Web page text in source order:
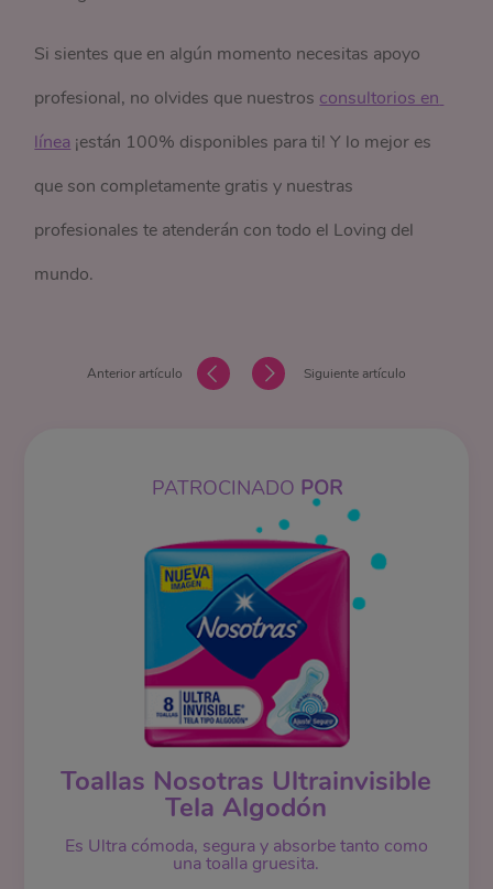
Si sientes que en algún momento necesitas apoyo
profesional, no olvides que nuestros consultorios en
línea ¡están 100% disponibles para ti! Y lo mejor es
que son completamente gratis y nuestras
profesionales te atenderán con todo el Loving del
mundo.
Anterior artículo Siguiente artículo
PATROCINADO POR
Toallas Nosotras Ultrainvisible
Tela Algodón
Es Ultra cómoda, segura y absorbe tanto como
una toalla gruesita.